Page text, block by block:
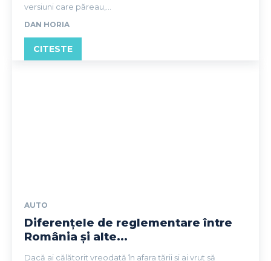
versiuni care păreau,...
DAN HORIA
CITESTE
AUTO
Diferențele de reglementare între
România și alte...
Dacă ai călătorit vreodată în afara țării și ai vrut să